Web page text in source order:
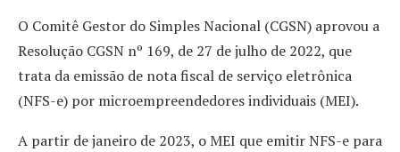
O Comitê Gestor do Simples Nacional (CGSN) aprovou a
Resolução CGSN nº 169, de 27 de julho de 2022, que
trata da emissão de nota fiscal de serviço eletrônica
(NFS-e) por microempreendedores individuais (MEI).
A partir de janeiro de 2023, o MEI que emitir NFS-e para